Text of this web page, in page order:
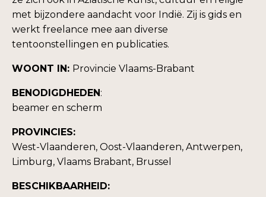
met bijzondere aandacht voor Indië. Zij is gids en
werkt freelance mee aan diverse
tentoonstellingen en publicaties.
WOONT IN: Provincie Vlaams-Brabant
BENODIGDHEDEN:
beamer en scherm
PROVINCIES:
West-Vlaanderen, Oost-Vlaanderen, Antwerpen,
Limburg, Vlaams Brabant, Brussel
BESCHIKBAARHEID: